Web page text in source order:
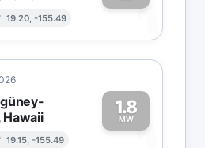
19.20, -155.49 1
güney-
Hawaii
19.15, -155.49
1.8
MW